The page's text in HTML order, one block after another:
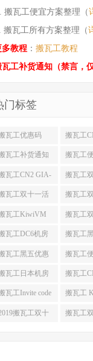
搬瓦工便宜方案整理（
搬瓦工所有方案整理（
多教程 ： 搬瓦工教程
瓦工补货通知（禁言，
门标签
瓦工优惠码 搬瓦工
E (10)
瓦工补货通知 搬瓦工
(7)
瓦工CN2 GIA-
限量版 (6)
搬瓦工
惠 (5)
瓦工双十一活
(5)
搬瓦工
惠是什
瓦工KiwiVM
制面板教程 (4)
搬瓦工
惠什么
(4)
瓦工DC6机房 搬瓦工
是什么
瓦工黑五优惠
搬瓦工CN2
吗 (4)
搬瓦工
(3)
瓦工日本机房 搬瓦工
限量版
瓦工Invite code 搬瓦工
Control
搬瓦工双十 搬瓦工